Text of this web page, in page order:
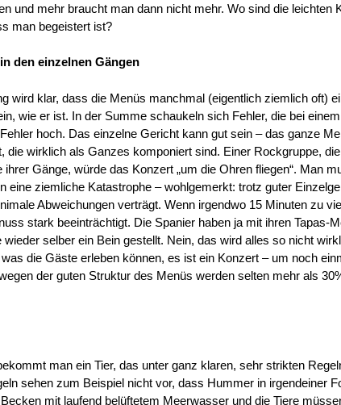
und mehr braucht man dann nicht mehr. Wo sind die leichten
man begeistert ist?
den einzelnen Gängen
wird klar, dass die Menüs manchmal (eigentlich ziemlich oft)
wie er ist. In der Summe schaukeln sich Fehler, die bei
hoch. Das einzelne Gericht kann gut sein – das ganze
wirklich als Ganzes komponiert sind. Einer Rockgruppe,
Gänge, würde das Konzert „um die Ohren fliegen“. Man
eine ziemliche Katastrophe – wohlgemerkt: trotz guter
Abweichungen verträgt. Wenn irgendwo 15 Minuten zu
stark beeinträchtigt. Die Spanier haben ja mit ihren Tapas-
selber ein Bein gestellt. Nein, das wird alles so nicht
die Gäste erleben können, es ist ein Konzert – um noch
der guten Struktur des Menüs werden selten mehr als
man ein Tier, das unter ganz klaren, sehr strikten
sehen zum Beispiel nicht vor, dass Hummer in irgendeiner
mit laufend belüftetem Meerwasser und die Tiere